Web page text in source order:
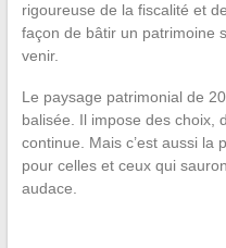
rigoureuse de la fiscalité et
façon de bâtir un patrimoine
venir.
Le paysage patrimonial de
balisée. Il impose des choix,
continue. Mais c’est aussi la
pour celles et ceux qui
audace.